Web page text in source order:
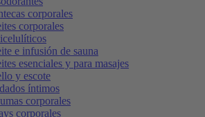
corporales
corporales
e infusión de sauna
esenciales y para masajes
y escote
íntimos
corporales
corporales